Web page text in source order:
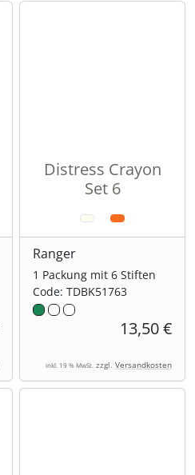
Distress Crayon
Set 6
Ranger
1 Packung mit 6 Stiften
Code: TDBK51763
13,50 €
inkl. 19 % MwSt. zzgl. Versandkosten